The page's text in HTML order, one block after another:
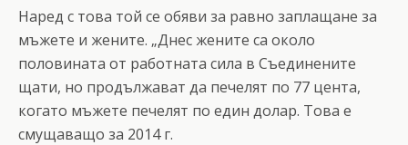
Наред с това той се обяви за равно заплащане за
мъжете и жените. „Днес жените са около
половината от работната сила в Съединените
щати, но продължават да печелят по 77 цента,
когато мъжете печелят по един долар. Това е
смущаващо за 2014 г.